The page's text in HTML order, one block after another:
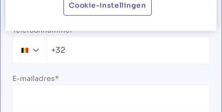
Telefoonnummer
Belgium+32
E-mailadres
Cookie-instellingen